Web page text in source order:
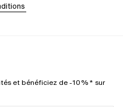
et bénéficiez de -10%* sur